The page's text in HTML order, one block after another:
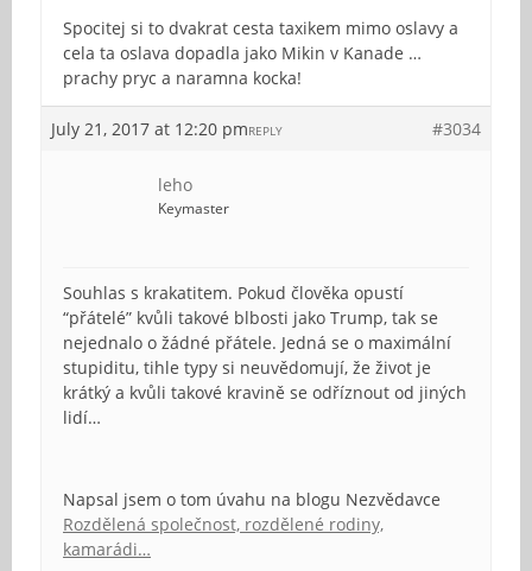
Spocitej si to dvakrat cesta taxikem mimo oslavy a
cela ta oslava dopadla jako Mikin v Kanade …
prachy pryc a naramna kocka!
July 21, 2017 at 12:20 pm #3034
REPLY
leho
Keymaster
Souhlas s krakatitem. Pokud člověka opustí
“přátelé” kvůli takové blbosti jako Trump, tak se
nejednalo o žádné přátele. Jedná se o maximální
stupiditu, tihle typy si neuvědomují, že život je
krátký a kvůli takové kravině se odříznout od jiných
lidí…
Napsal jsem o tom úvahu na blogu Nezvědavce
Rozdělená společnost, rozdělené rodiny,
kamarádi…